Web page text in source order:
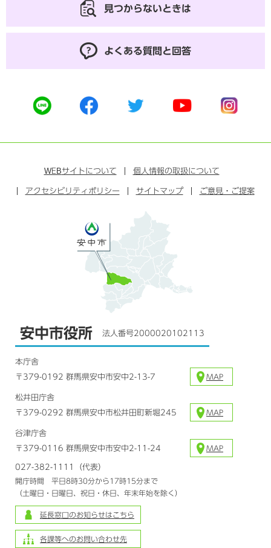
見つからないときは
よくある質問と回答
公
式
イ
公
式
ェ
ス
ッ
公
式
イ
タ
公
ー
ュ
ブ
公
式
ン
ラ
WEBサイトについて 個人情報の取扱について
アクセシビリティポリシー サイトマップ ご意見・ご提案
安中市役所 法人番号2000020102113
本庁舎
〒379-0192 群馬県安中市安中2-13-7
MAP
松井田庁舎
〒379-0292 群馬県安中市松井田町新堀245
MAP
谷津庁舎
〒379-0116 群馬県安中市安中2-11-24
MAP
027-382-1111（代表）
開庁時間 平日8時30分から17時15分まで
（土曜日・日曜日、祝日・休日、年末年始を除く）
延長窓口のお知らせはこちら
各課等へのお問い合わせ先